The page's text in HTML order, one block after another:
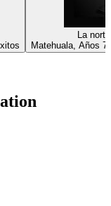
La
Matehuala, Años